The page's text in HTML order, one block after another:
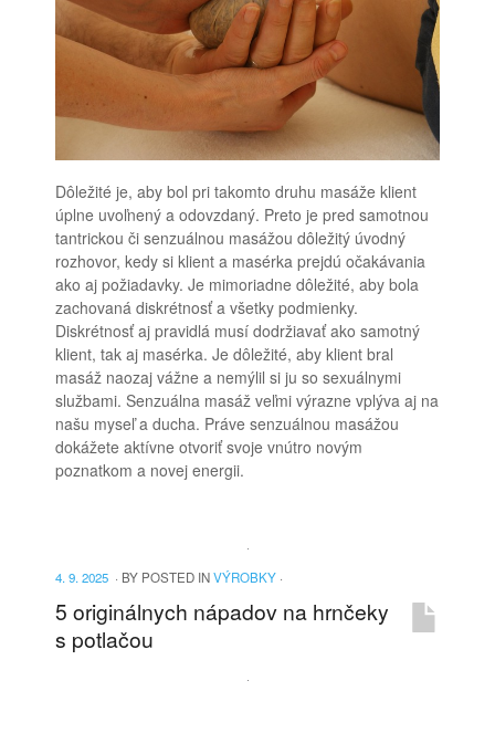
Dôležité je, aby bol pri takomto druhu masáže klient
úplne uvoľnený a odovzdaný. Preto je pred samotnou
tantrickou či senzuálnou masážou dôležitý úvodný
rozhovor, kedy si klient a masérka prejdú očakávania
ako aj požiadavky. Je mimoriadne dôležité, aby bola
zachovaná diskrétnosť a všetky podmienky.
Diskrétnosť aj pravidlá musí dodržiavať ako samotný
klient, tak aj masérka. Je dôležité, aby klient bral
masáž naozaj vážne a nemýlil si ju so sexuálnymi
službami. Senzuálna masáž veľmi výrazne vplýva aj na
našu myseľ a ducha. Práve senzuálnou masážou
dokážete aktívne otvoriť svoje vnútro novým
poznatkom a novej energii.
4. 9. 2025 · BY POSTED INVÝROBKY ·
5 originálnych nápadov na hrnčeky
s potlačou